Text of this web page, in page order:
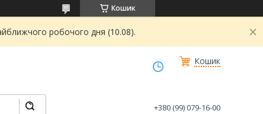
Кошик
робочого дня (10.08).
Кошик
+380 (99) 079-16-00